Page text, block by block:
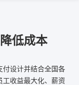
低成本
付设计并结合全国各
收益最大化、薪资